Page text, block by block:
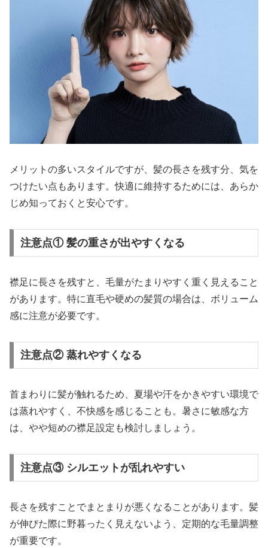
メリットの多いスタイルですが、髪の長さを残す分、気を
つけたい点もあります。快適に維持するためには、あらか
じめ知っておくと安心です。
注意点① 髪の重さが出やすくなる
襟足に長さを残すと、毛量がたまりやすく重く見えること
があります。特に直毛や硬めの髪質の場合は、ボリューム
感に注意が必要です。
注意点② 蒸れやすくなる
首まわりに髪が触れるため、夏場や汗をかきやすい環境で
は蒸れやすく、不快感を感じることも。暑さに敏感な方
は、やや短めの襟足設定も検討しましょう。
注意点③ シルエットが乱れやすい
長さを残すことでまとまりが悪くなることがあります。髪
が伸びた際に野暮ったく見えないよう、定期的な毛量調整
が重要です。